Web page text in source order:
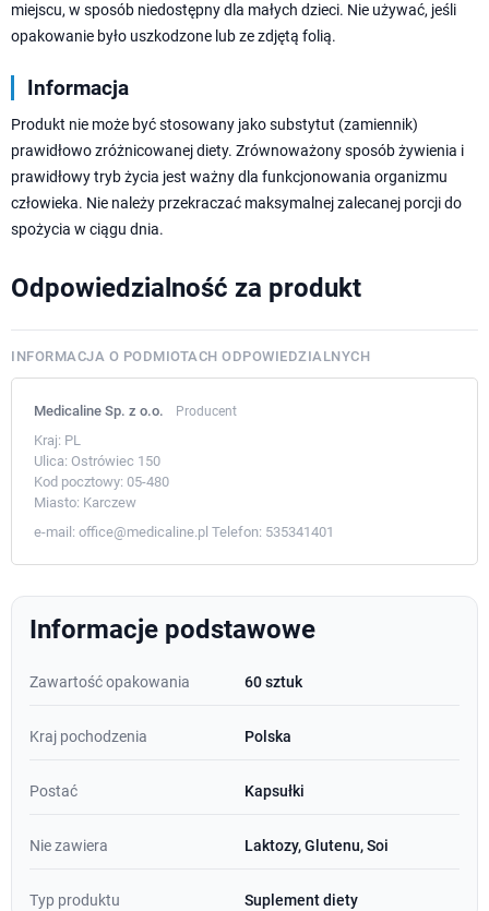
miejscu, w sposób niedostępny dla małych dzieci. Nie używać, jeśli
opakowanie było uszkodzone lub ze zdjętą folią.
Informacja
Produkt nie może być stosowany jako substytut (zamiennik)
prawidłowo zróżnicowanej diety. Zrównoważony sposób żywienia i
prawidłowy tryb życia jest ważny dla funkcjonowania organizmu
człowieka. Nie należy przekraczać maksymalnej zalecanej porcji do
spożycia w ciągu dnia.
Odpowiedzialność za produkt
INFORMACJA O PODMIOTACH ODPOWIEDZIALNYCH
Medicaline Sp. z o.o. Producent
Kraj: PL
Ulica: Ostrówiec 150
Kod pocztowy: 05-480
Miasto: Karczew
e-mail: office@medicaline.pl Telefon: 535341401
Informacje podstawowe
Zawartość opakowania 60 sztuk
Kraj pochodzenia Polska
Postać Kapsułki
Nie zawiera Laktozy, Glutenu, Soi
Typ produktu Suplement diety